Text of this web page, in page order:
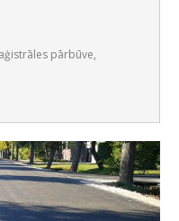
pārbūve,